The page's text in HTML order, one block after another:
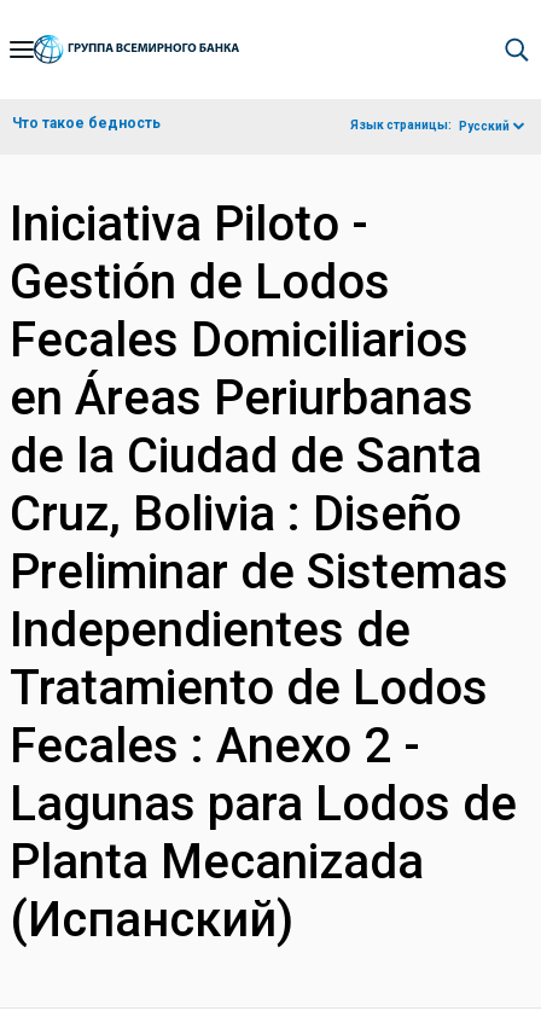
Skip
Navigation
Что такое бедность Язык страницы: Русский
Iniciativa Piloto -
Gestión de Lodos
Fecales Domiciliarios
en Áreas Periurbanas
de la Ciudad de Santa
Cruz, Bolivia : Diseño
Preliminar de Sistemas
Independientes de
Tratamiento de Lodos
Fecales : Anexo 2 -
Lagunas para Lodos de
Planta Mecanizada
(Испанский)